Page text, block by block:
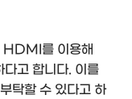
HDMI를 이용해
고 합니다. 이를
탁할 수 있다고 하